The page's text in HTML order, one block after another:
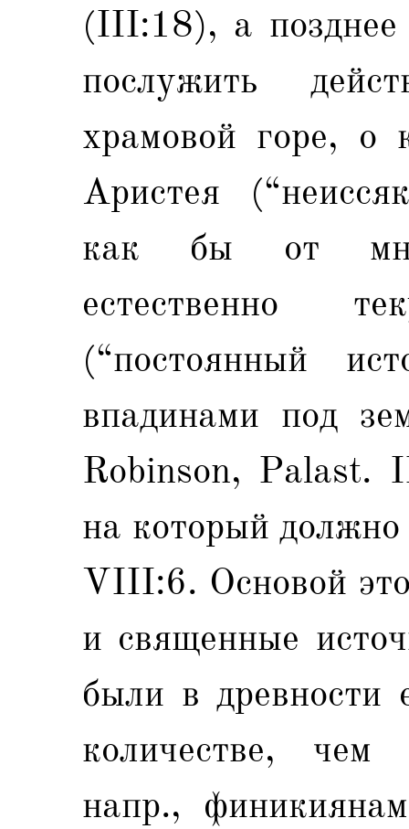
(III:18), а
послужить
храмовой горе, о
Аристея
как бы от
естественно
(“постоянный
впадинами под
Robinson, Palast.
на который
VIII:6. Основой
и священные
были в древности
количестве, чем
напр.,